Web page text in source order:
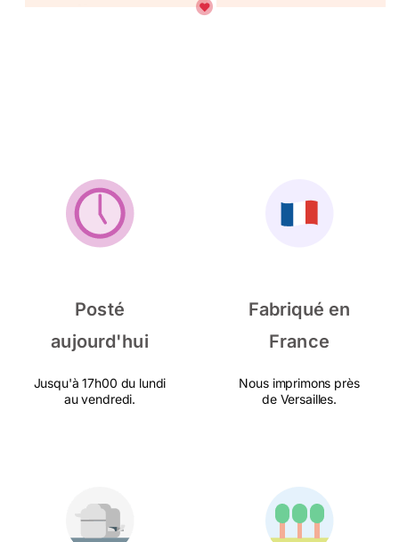
Posté
aujourd'hui
Jusqu'à 17h00 du lundi
au vendredi.
Fabriqué en
France
Nous imprimons près
de Versailles.